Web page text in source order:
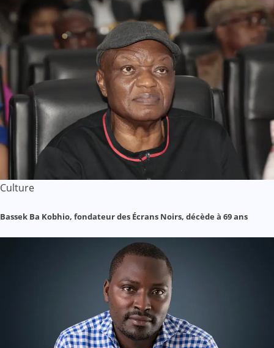
Culture
Bassek Ba Kobhio, fondateur des Écrans Noirs, décède à 69 ans